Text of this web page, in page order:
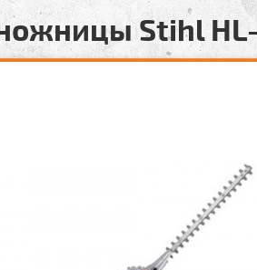
Stihl HL-